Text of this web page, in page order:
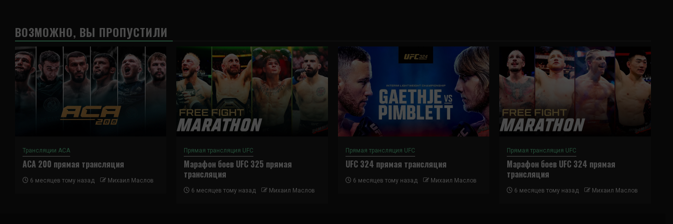
ВОЗМОЖНО, ВЫ ПРОПУСТИЛИ
Трансляции ACA
ACA 200 прямая трансляция
6 месяцев тому назад Михаил Маслов
Прямая трансляция UFC
Марафон боев UFC 325 прямая
трансляция
6 месяцев тому назад Михаил Маслов
Прямая трансляция UFC
UFC 324 прямая трансляция
6 месяцев тому назад Михаил Маслов
Прямая трансляция UFC
Марафон боев UFC 324 прямая
трансляция
6 месяцев тому назад Михаил Маслов